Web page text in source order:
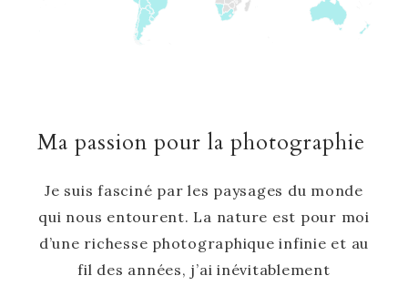
Ma passion pour la photographie
Je suis fasciné par les paysages du monde
qui nous entourent. La nature est pour moi
d’une richesse photographique infinie et au
fil des années, j’ai inévitablement